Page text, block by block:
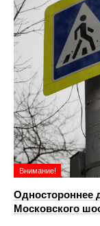
Внимание!
Одностороннее
Московского